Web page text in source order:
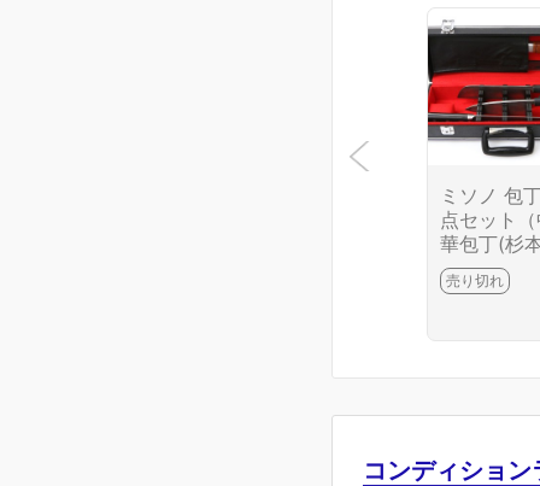
ミソノ 包
点セット
華包丁(杉
出刃(藤次
薄刃(藤次
6699-2J10
売り切れ
コンディション